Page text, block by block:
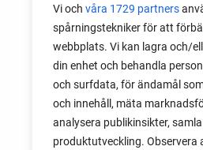
Vi och våra 1729 partners
spårningstekniker för att
webbplats. Vi kan lagra och/
din enhet och behandla
och surfdata, för ändamål
och innehåll, mäta
analysera publikinsikter,
produktutveckling.
06 augusti 2026
Sätta
Om du har
att sätta